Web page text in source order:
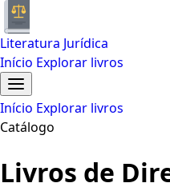
Literatura Jurídica
Início Explorar livros
Início Explorar livros
Catálogo
Livros de